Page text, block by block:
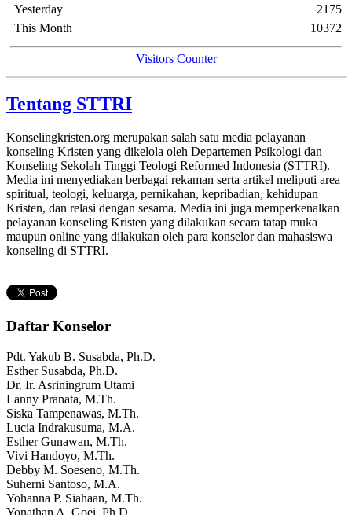
Yesterday
This Month
2175
10372
Visitors Counter
Tentang STTRI
Konselingkristen.org merupakan salah satu media pelayanan
konseling Kristen yang dikelola oleh Departemen Psikologi dan
Konseling Sekolah Tinggi Teologi Reformed Indonesia (STTRI).
Media ini menyediakan berbagai rekaman serta artikel meliputi area
spiritual, teologi, keluarga, pernikahan, kepribadian, kehidupan
Kristen, dan relasi dengan sesama. Media ini juga memperkenalkan
pelayanan konseling Kristen yang dilakukan secara tatap muka
maupun online yang dilakukan oleh para konselor dan mahasiswa
konseling di STTRI.
Daftar Konselor
Pdt. Yakub B. Susabda, Ph.D.
Esther Susabda, Ph.D.
Dr. Ir. Asriningrum Utami
Lanny Pranata, M.Th.
Siska Tampenawas, M.Th.
Lucia Indrakusuma, M.A.
Esther Gunawan, M.Th.
Vivi Handoyo, M.Th.
Debby M. Soeseno, M.Th.
Suherni Santoso, M.A.
Yohanna P. Siahaan, M.Th.